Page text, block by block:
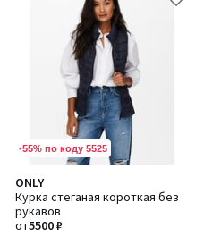
-55% по коду 5525
ONLY
Курка стеганая короткая без
рукавов
от5500 ₽
4,3
/ 5
Количество
цветов:
2